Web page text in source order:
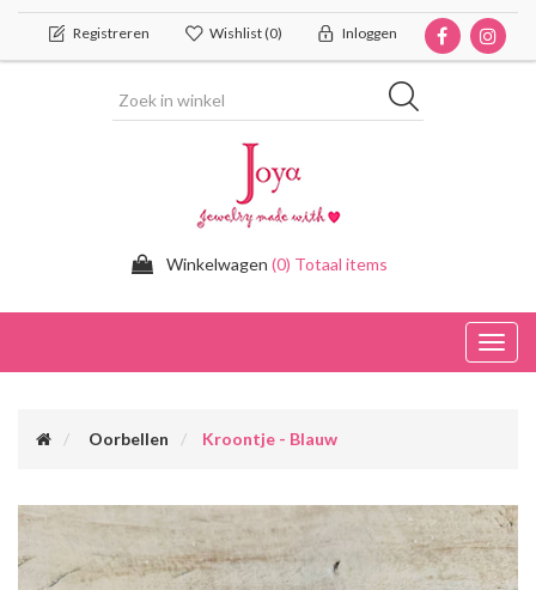
Registreren Wishlist(0) Inloggen
Winkelwagen (0) Totaal items
Oorbellen Kroontje - Blauw